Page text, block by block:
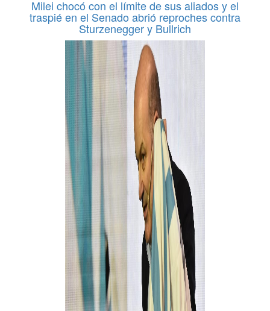
Milei chocó con el límite de sus aliados y el
traspié en el Senado abrió reproches contra
Sturzenegger y Bullrich